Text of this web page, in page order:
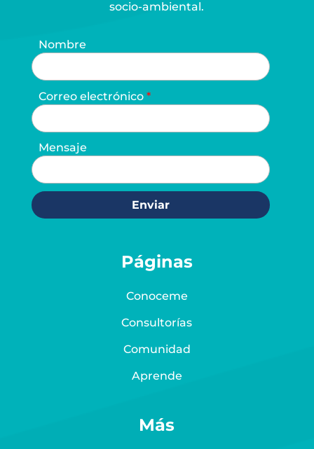
socio-ambiental.
Nombre
Correo electrónico
Mensaje
Enviar
Páginas
Conoceme
Consultorías
Comunidad
Aprende
Más